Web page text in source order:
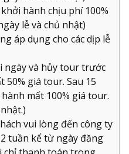
hành chịu phí 100%
lễ và chủ nhật)
áp dụng cho các dịp lễ
ngày và hủy tour trước
50% giá tour. Sau 15
mất 100% giá tour.
vui lòng đến công ty
tuần kể từ ngày đăng